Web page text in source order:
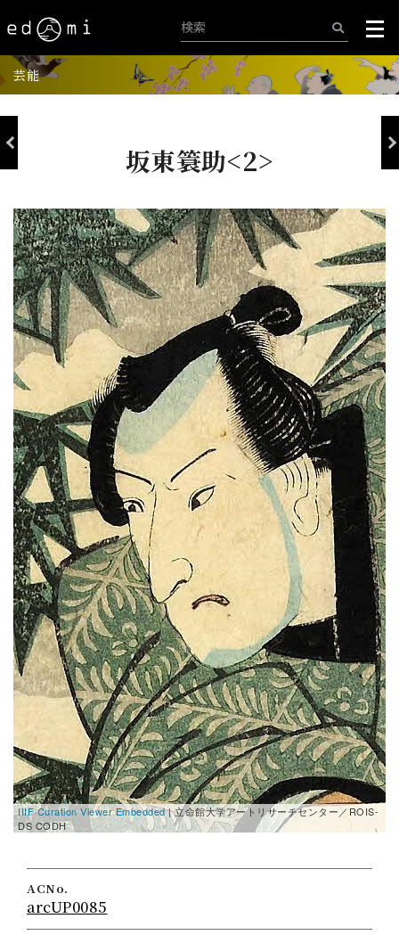
芸能
坂東簑助<2>
+
-
IIIF Curation Viewer Embedded| 立命館大学アートリサーチセンター／ROIS-
DS CODH
ACNo.
arcUP0085